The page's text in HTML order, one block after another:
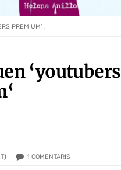
‘youtubers
1 COMENTARIS
PREMIUM‘ .